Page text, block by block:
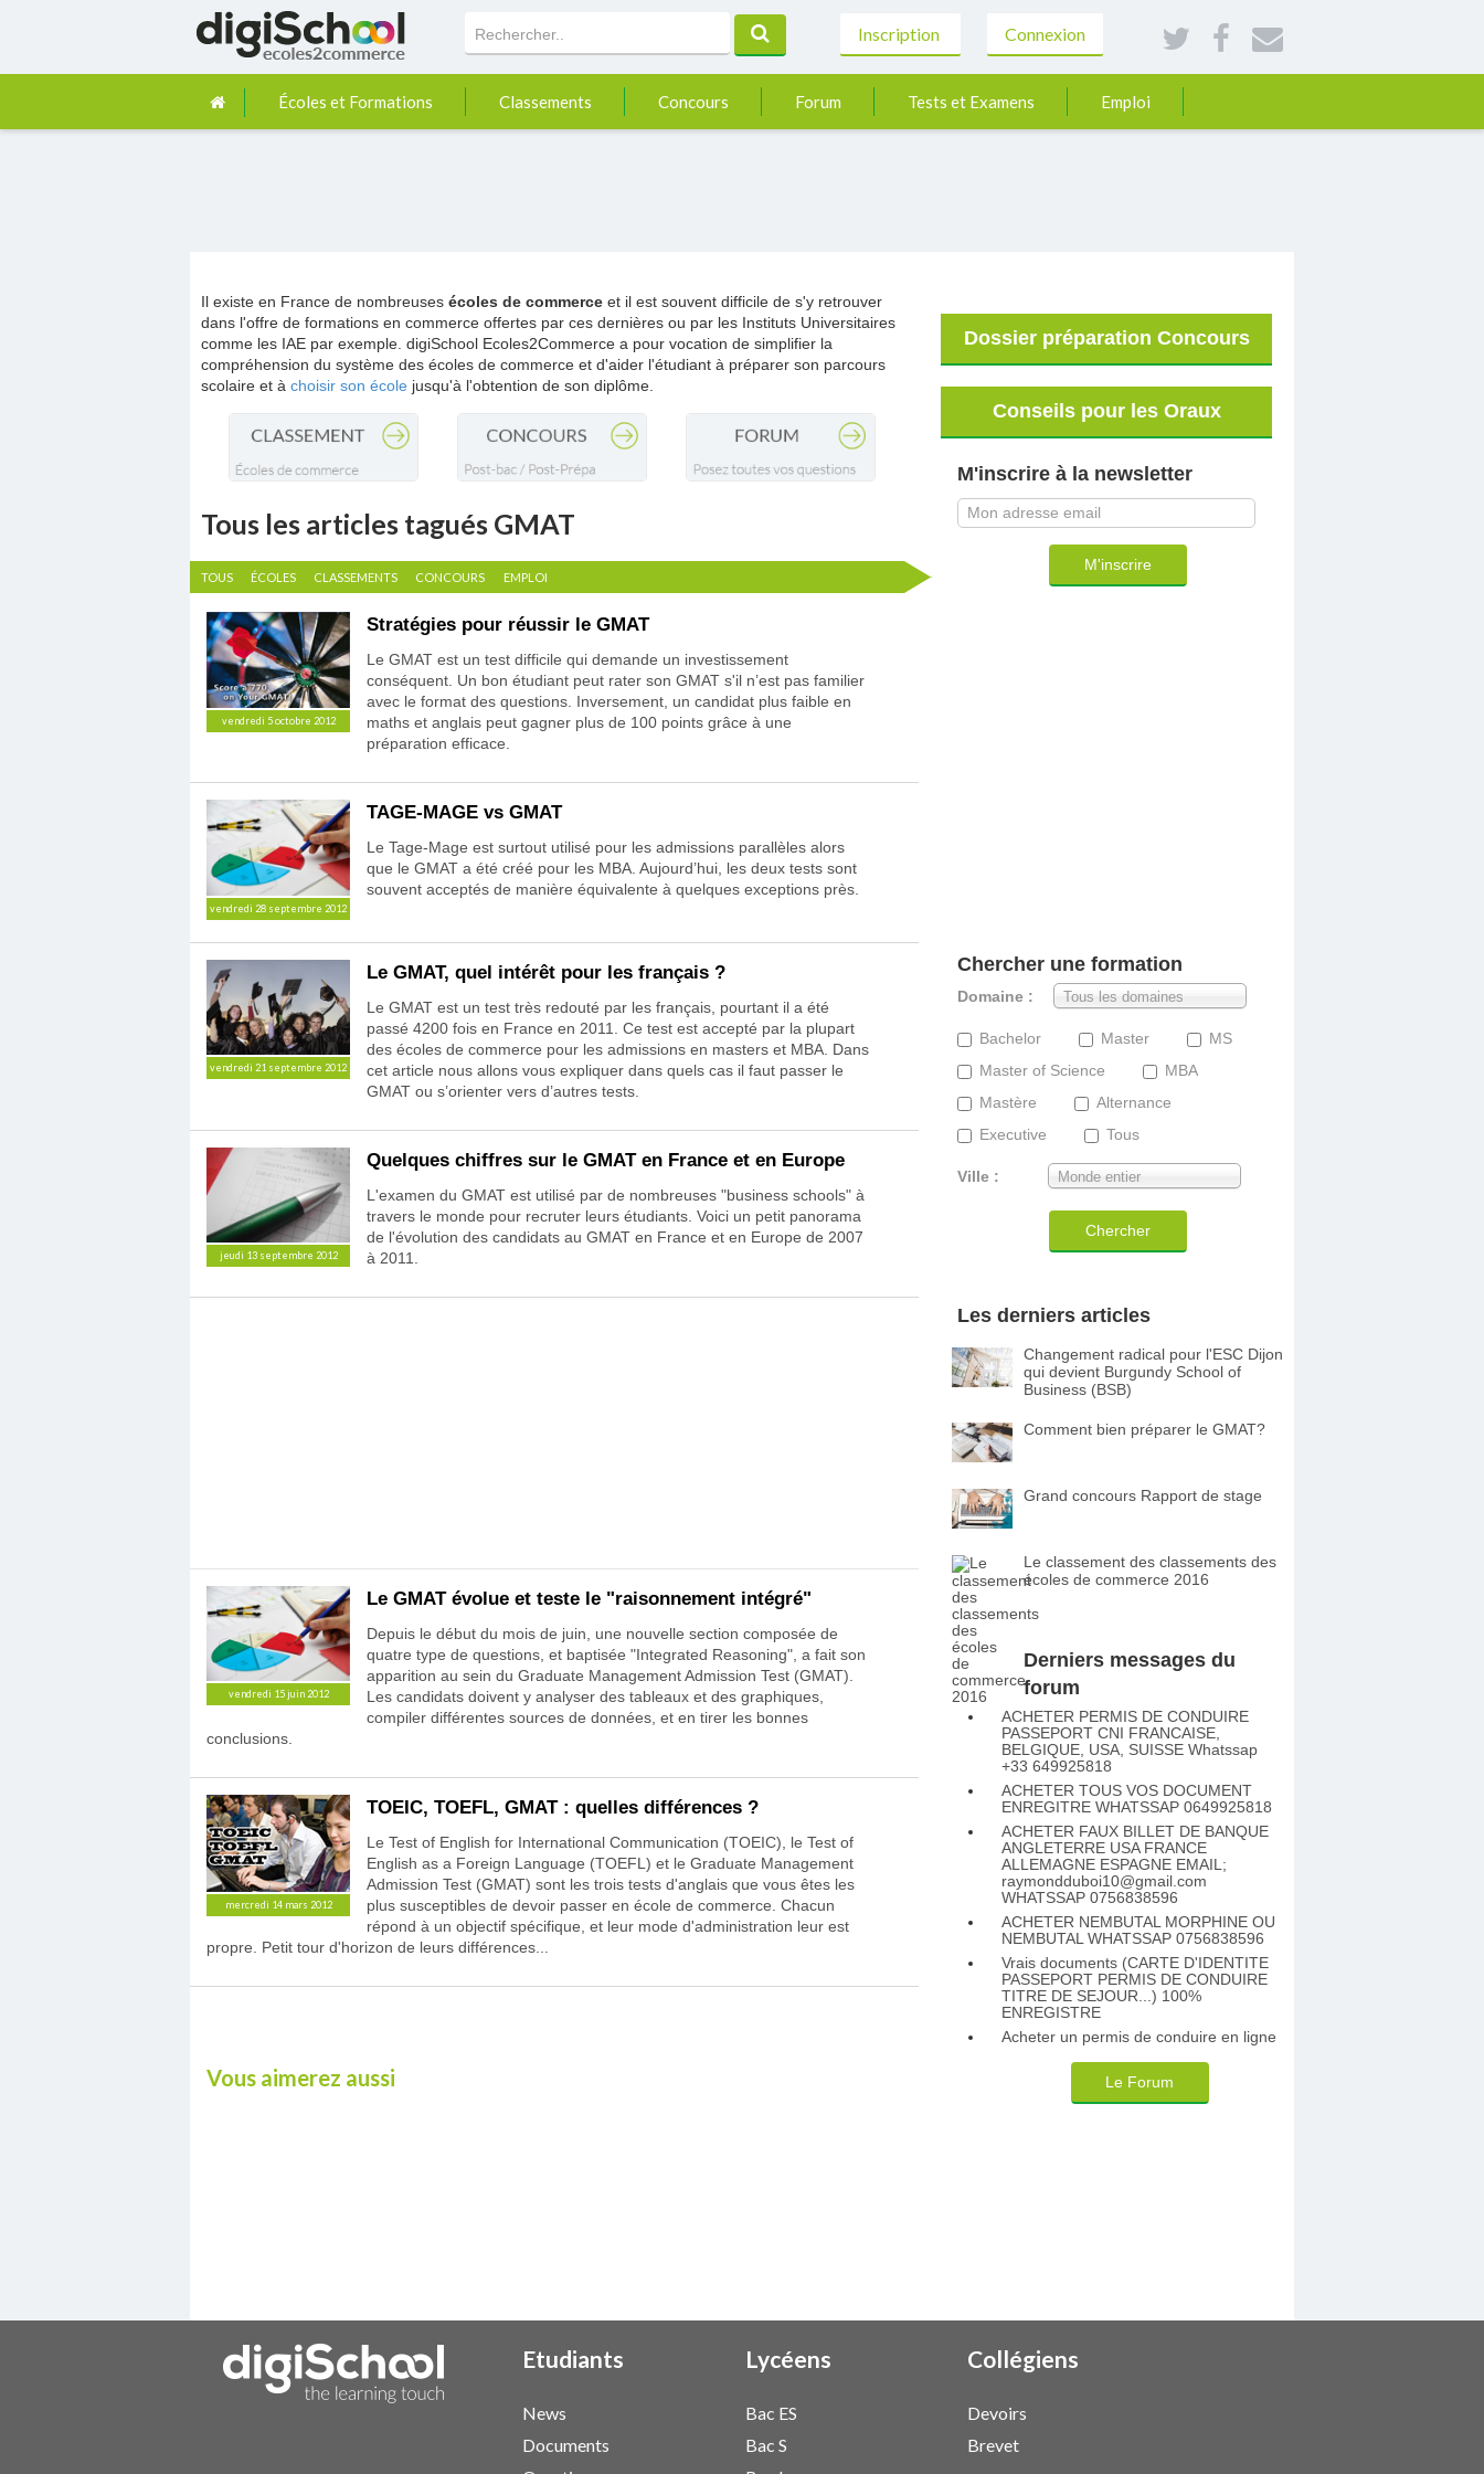
Inscription Connexion
Écoles et Formations Classements Concours Forum Tests et Examens Emploi
Il existe en France de nombreuses écoles de commerce et il est souvent difficile de s'y retrouver
dans l'offre de formations en commerce offertes par ces dernières ou par les Instituts Universitaires
comme les IAE par exemple. digiSchool Ecoles2Commerce a pour vocation de simplifier la
compréhension du système des écoles de commerce et d'aider l'étudiant à préparer son parcours
scolaire et à choisir son école jusqu'à l'obtention de son diplôme.
Tous les articles tagués GMAT
TOUS ÉCOLES CLASSEMENTS CONCOURS EMPLOI
vendredi 5 octobre 2012
Stratégies pour réussir le GMAT
Le GMAT est un test difficile qui demande un investissement
conséquent. Un bon étudiant peut rater son GMAT s'il n’est pas familier
avec le format des questions. Inversement, un candidat plus faible en
maths et anglais peut gagner plus de 100 points grâce à une
préparation efficace.
vendredi 28 septembre 2012
TAGE-MAGE vs GMAT
Le Tage-Mage est surtout utilisé pour les admissions parallèles alors
que le GMAT a été créé pour les MBA. Aujourd’hui, les deux tests sont
souvent acceptés de manière équivalente à quelques exceptions près.
vendredi 21 septembre 2012
Le GMAT, quel intérêt pour les français ?
Le GMAT est un test très redouté par les français, pourtant il a été
passé 4200 fois en France en 2011. Ce test est accepté par la plupart
des écoles de commerce pour les admissions en masters et MBA. Dans
cet article nous allons vous expliquer dans quels cas il faut passer le
GMAT ou s’orienter vers d’autres tests.
jeudi 13 septembre 2012
Quelques chiffres sur le GMAT en France et en Europe
L'examen du GMAT est utilisé par de nombreuses "business schools" à
travers le monde pour recruter leurs étudiants. Voici un petit panorama
de l'évolution des candidats au GMAT en France et en Europe de 2007
à 2011.
vendredi 15 juin 2012
Le GMAT évolue et teste le "raisonnement intégré"
Depuis le début du mois de juin, une nouvelle section composée de
quatre type de questions, et baptisée "Integrated Reasoning", a fait son
apparition au sein du Graduate Management Admission Test (GMAT).
Les candidats doivent y analyser des tableaux et des graphiques,
compiler différentes sources de données, et en tirer les bonnes
conclusions.
mercredi 14 mars 2012
TOEIC, TOEFL, GMAT : quelles différences ?
Le Test of English for International Communication (TOEIC), le Test of
English as a Foreign Language (TOEFL) et le Graduate Management
Admission Test (GMAT) sont les trois tests d'anglais que vous êtes les
plus susceptibles de devoir passer en école de commerce. Chacun
répond à un objectif spécifique, et leur mode d'administration leur est
propre. Petit tour d'horizon de leurs différences...
Vous aimerez aussi
Dossier préparation Concours
Conseils pour les Oraux
M'inscrire à la newsletter
M'inscrire
Chercher une formation
Domaine : Tous les domaines
Bachelor Master
MS
Master of Science
MBA
Mastère
Alternance
Executive
Tous
Ville : Monde entier
Chercher
Les derniers articles
Changement radical pour l'ESC Dijon
qui devient Burgundy School of
Business (BSB)
Comment bien préparer le GMAT?
Grand concours Rapport de stage
Le classement des classements des
écoles de commerce 2016
Derniers messages du
forum
ACHETER PERMIS DE CONDUIRE
PASSEPORT CNI FRANCAISE,
BELGIQUE, USA, SUISSE Whatssap
+33 649925818
ACHETER TOUS VOS DOCUMENT
ENREGITRE WHATSSAP 0649925818
ACHETER FAUX BILLET DE BANQUE
ANGLETERRE USA FRANCE
ALLEMAGNE ESPAGNE EMAIL;
raymondduboi10@gmail.com
WHATSSAP 0756838596
ACHETER NEMBUTAL MORPHINE OU
NEMBUTAL WHATSSAP 0756838596
Vrais documents (CARTE D'IDENTITE
PASSEPORT PERMIS DE CONDUIRE
TITRE DE SEJOUR...) 100%
ENREGISTRE
Acheter un permis de conduire en ligne
Le Forum
Etudiants
News
Documents
Lycéens
Bac ES
Bac S
Collégiens
Devoirs
Brevet